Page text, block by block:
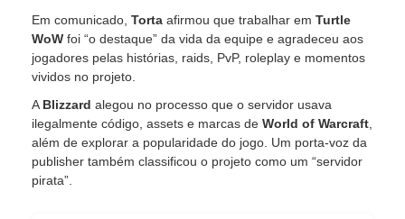
Em comunicado, Torta afirmou que trabalhar em Turtle
WoW foi “o destaque” da vida da equipe e agradeceu aos
jogadores pelas histórias, raids, PvP, roleplay e momentos
vividos no projeto.
A Blizzard alegou no processo que o servidor usava
ilegalmente código, assets e marcas de World of Warcraft
além de explorar a popularidade do jogo. Um porta-voz da
publisher também classificou o projeto como um “servidor
pirata”.